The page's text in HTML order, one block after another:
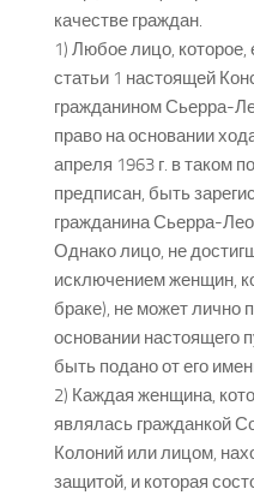
качестве граждан.
1) Любое лицо, которое,
статьи 1 настоящей
гражданином Сьерра-
право на основании
апреля 1963 г. в таком
предписан, быть
гражданина Сьерра-
Однако лицо, не
исключением женщин,
браке), не может лично
основании настоящего
быть подано от его
2) Каждая женщина,
являлась гражданкой
Колоний или лицом,
защитой, и которая